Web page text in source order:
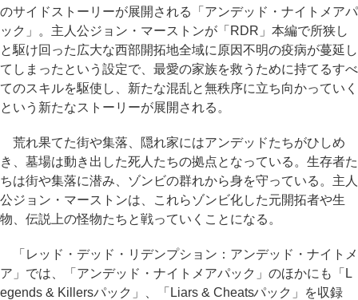
のサイドストーリーが展開される「アンデッド・ナイトメアパ
ック」。主人公ジョン・マーストンが「RDR」本編で所狭し
と駆け回った広大な西部開拓地全域に原因不明の疫病が蔓延し
てしまったという設定で、最愛の家族を救うために持てるすべ
てのスキルを駆使し、新たな混乱と無秩序に立ち向かっていく
という新たなストーリーが展開される。
荒れ果てた街や集落、隠れ家にはアンデッドたちがひしめ
き、墓場は動き出した死人たちの拠点となっている。生存者た
ちは街や集落に潜み、ゾンビの群れから身を守っている。主人
公ジョン・マーストンは、これらゾンビ化した元開拓者や生
物、伝説上の怪物たちと戦っていくことになる。
「レッド・デッド・リデンプション：アンデッド・ナイトメ
ア」では、「アンデッド・ナイトメアパック」のほかにも「L
egends & Killersパック」、「Liars & Cheatsパック」を収録